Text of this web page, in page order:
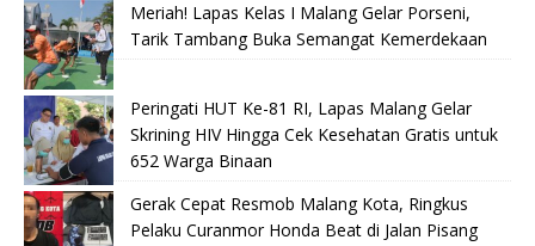
Meriah! Lapas Kelas I Malang Gelar Porseni,
Tarik Tambang Buka Semangat Kemerdekaan
Peringati HUT Ke-81 RI, Lapas Malang Gelar
Skrining HIV Hingga Cek Kesehatan Gratis untuk
652 Warga Binaan
Gerak Cepat Resmob Malang Kota, Ringkus
Pelaku Curanmor Honda Beat di Jalan Pisang